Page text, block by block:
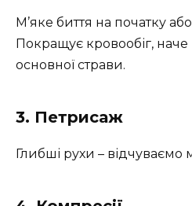
М’яке биття на початку
Покращує кровообіг,
основної страви.
3. Петрисаж
Глибші рухи – відчуваємо